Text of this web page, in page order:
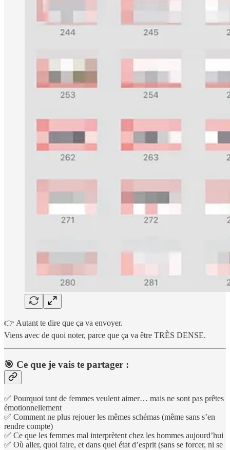
👉 Autant te dire que ça va envoyer.
Viens avec de quoi noter, parce que ça va être TRÈS DENSE.
🎯 Ce que je vais te partager :
✅ Pourquoi tant de femmes veulent aimer… mais ne sont pas prêtes
émotionnellement
✅ Comment ne plus rejouer les mêmes schémas (même sans s’en
rendre compte)
✅ Ce que les femmes mal interprètent chez les hommes aujourd’hui
✅ Où aller, quoi faire, et dans quel état d’esprit (sans se forcer, ni se